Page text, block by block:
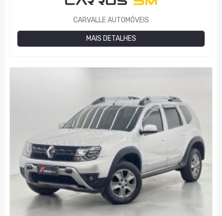
CARVALLE AUTOMÓVEIS
MAIS DETALHES